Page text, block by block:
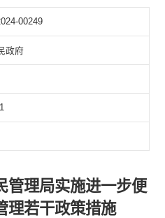
00249
政府
管理局实施进一步便
理若干政策措施